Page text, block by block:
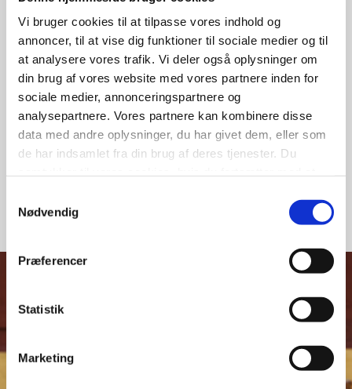
Vi bruger cookies til at tilpasse vores indhold og
annoncer, til at vise dig funktioner til sociale medier og til
at analysere vores trafik. Vi deler også oplysninger om
din brug af vores website med vores partnere inden for
sociale medier, annonceringspartnere og
analysepartnere. Vores partnere kan kombinere disse
data med andre oplysninger, du har givet dem, eller som
de har indsamlet fra din brug af deres tjenester. Du
Nødvendig
Præferencer
Statistik
Marketing
Mød en international
Horsens er en international studieby, der hvert år
tiltrækker studerende fra hele verden. Vil du lære
nogle af dem at kende? Deltag i arrangementet
'Discover the Locals', hvor du har mulighed for at
møde og netværke med internationale tilflyttere.